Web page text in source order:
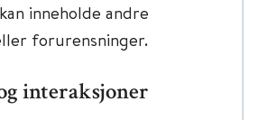
inneholde andre
forurensninger.
interaksjoner